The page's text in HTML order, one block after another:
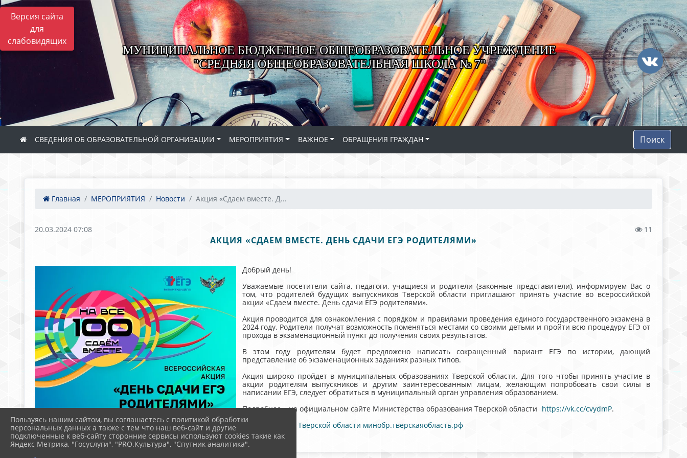
Версия сайта
для
слабовидящих
МУНИЦИПАЛЬНОЕ БЮДЖЕТНОЕ ОБЩЕОБРАЗОВАТЕЛЬНОЕ УЧРЕЖДЕНИЕ
"СРЕДНЯЯ ОБЩЕОБРАЗОВАТЕЛЬНАЯ ШКОЛА № 7"
СВЕДЕНИЯ ОБ ОБРАЗОВАТЕЛЬНОЙ ОРГАНИЗАЦИИ МЕРОПРИЯТИЯ ВАЖНОЕ ОБРАЩЕНИЯ ГРАЖДАН Поиск
Главная МЕРОПРИЯТИЯ Новости Акция «Сдаем вместе. Д...
20.03.2024 07:08 11
АКЦИЯ «СДАЕМ ВМЕСТЕ. ДЕНЬ СДАЧИ ЕГЭ РОДИТЕЛЯМИ»
Добрый день!
Уважаемые посетители сайта, педагоги, учащиеся и родители (законные представители), информируем Вас о
том, что родителей будущих выпускников Тверской области приглашают принять участие во всероссийской
акции «Сдаем вместе. День сдачи ЕГЭ родителями».
Акция проводится для ознакомления с порядком и правилами проведения единого государственного экзамена в
2024 году. Родители получат возможность поменяться местами со своими детьми и пройти всю процедуру ЕГЭ от
прохода в экзаменационный пункт до получения своих результатов.
В этом году родителям будет предложено написать сокращенный вариант ЕГЭ по истории, дающий
представление об экзаменационных заданиях разных типов.
Акция широко пройдет в муниципальных образованиях Тверской области. Для того чтобы принять участие в
акции родителям выпускников и другим заинтересованным лицам, желающим попробовать свои силы в
написании ЕГЭ, следует обратиться в муниципальный орган управления образованием.
Подробнее – на официальном сайте Министерства образования Тверской области https://vk.cc/cvydmP.
Правительство Тверской области минобр.тверскаяобласть.рф
Пользуясь нашим сайтом, вы соглашаетесь с политикой обработки
персональных данных а также с тем что наш веб-сайт и другие
подключенные к веб-сайту сторонние сервисы используют cookies такие как
Яндекс Метрика, "Госуслуги", "PRO.Культура", "Спутник аналитика".